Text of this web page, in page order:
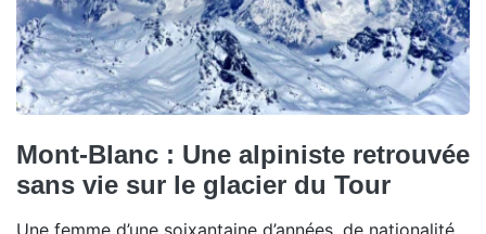
Mont-Blanc : Une alpiniste retrouvée
sans vie sur le glacier du Tour